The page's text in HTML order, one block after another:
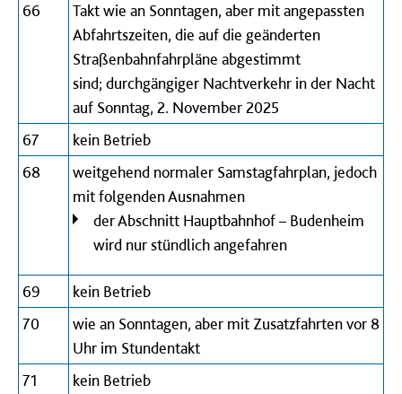
66
Takt wie an Sonntagen, aber mit angepassten
Abfahrtszeiten, die auf die geänderten
Straßenbahnfahrpläne abgestimmt
sind; durchgängiger Nachtverkehr in der Nacht
auf Sonntag, 2. November 2025
67
kein Betrieb
68
weitgehend normaler Samstagfahrplan, jedoch
mit folgenden Ausnahmen
der Abschnitt Hauptbahnhof – Budenheim
wird nur stündlich angefahren
69
kein Betrieb
70
wie an Sonntagen, aber mit Zusatzfahrten vor 8
Uhr im Stundentakt
71
kein Betrieb